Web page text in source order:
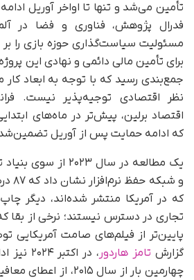
مسئولیت سیاست‌گذاری حوزه بازی را
برای تأمین مالی دائمی و نهادی این
جمع‌بندی رسید که با توجه به ابعاد کار
نظر اقتصادی توجیه‌پذیر نیست.
اقتصاد برلین، پیش‌تر در ماه‌های
که ادامه حمایت پس از آوریل
یک مطالعه در سال
و شبکه حفظ نرم‌افزار نشان داد که ۸۷ درصد از
که در آمریکا منتشر شده‌اند، دیگر
تجاری در دسترس نیستند؛ نرخی از بقا
پایین‌تر از فیلم‌های صامت آمریکایی
گزارش تامز هاردور
، در